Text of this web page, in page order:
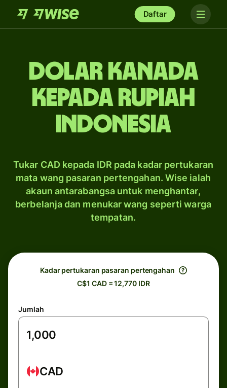
Daftar
dolar Kanada
kepada rupiah
Indonesia
Tukar CAD kepada IDR pada kadar pertukaran
mata wang pasaran pertengahan. Wise ialah
akaun antarabangsa untuk menghantar,
berbelanja dan menukar wang seperti warga
tempatan.
Kadar pertukaran pasaran pertengahan
C$1 CAD = 12,770 IDR
Jumlah
CAD